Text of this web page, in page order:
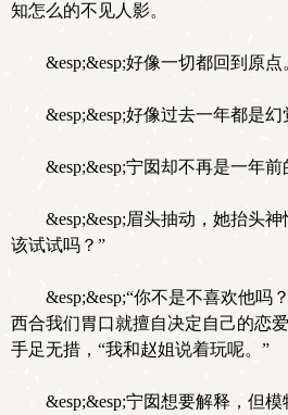
知怎么的不见人影。
&esp;&esp;好像一切都回到原点
&esp;&esp;好像过去一年都是幻
&esp;&esp;宁囡却不再是一年前
&esp;&esp;眉头抽动，她抬头
该试试吗？”
&esp;&esp;“你不是不喜欢他吗
西合我们胃口就擅自决定自己的恋
手足无措，“我和赵姐说着玩呢。”
&esp;&esp;宁囡想要解释，但